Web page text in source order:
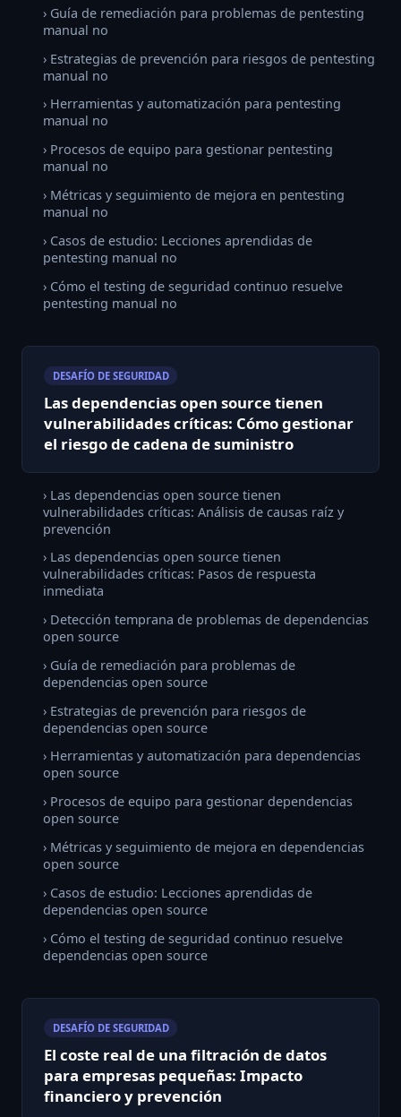
› Guía de remediación para problemas de pentesting
manual no
› Estrategias de prevención para riesgos de pentesting
manual no
› Herramientas y automatización para pentesting
manual no
› Procesos de equipo para gestionar pentesting
manual no
› Métricas y seguimiento de mejora en pentesting
manual no
› Casos de estudio: Lecciones aprendidas de
pentesting manual no
› Cómo el testing de seguridad continuo resuelve
pentesting manual no
DESAFÍO DE SEGURIDAD
Las dependencias open source tienen
vulnerabilidades críticas: Cómo gestionar
el riesgo de cadena de suministro
› Las dependencias open source tienen
vulnerabilidades críticas: Análisis de causas raíz y
prevención
› Las dependencias open source tienen
vulnerabilidades críticas: Pasos de respuesta
inmediata
› Detección temprana de problemas de dependencias
open source
› Guía de remediación para problemas de
dependencias open source
› Estrategias de prevención para riesgos de
dependencias open source
› Herramientas y automatización para dependencias
open source
› Procesos de equipo para gestionar dependencias
open source
› Métricas y seguimiento de mejora en dependencias
open source
› Casos de estudio: Lecciones aprendidas de
dependencias open source
› Cómo el testing de seguridad continuo resuelve
dependencias open source
DESAFÍO DE SEGURIDAD
El coste real de una filtración de datos
para empresas pequeñas: Impacto
financiero y prevención